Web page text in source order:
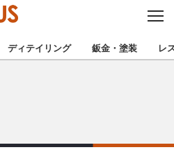
C
S
E
厳選プロショップを地域から探す
北陸
ディテイリング 鈑金・塗装 レ